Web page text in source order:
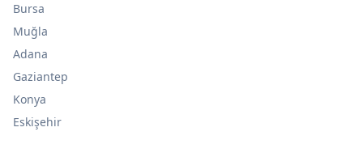
Bursa
Muğla
Adana
Gaziantep
Konya
Eskişehir